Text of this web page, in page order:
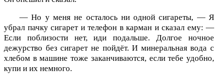
— Но у меня не осталось ни одной сигареты, — Я
убрал пачку сигарет и телефон в карман и сказал ему: —
Если поблизости нет, иди подальше. Долгое ночное
дежурство без сигарет не пойдёт. И минеральная вода с
хлебом в машине тоже заканчиваются, если тебе удобно,
купи и их немного.